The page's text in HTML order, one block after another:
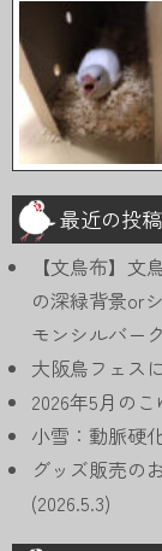
最近の投稿
【文鳥布】
の深緑背景or
モンシルバー
大阪鳥フェス
2026年5月の
小雪：動脈硬
グッズ販売の
(2026.5.3)